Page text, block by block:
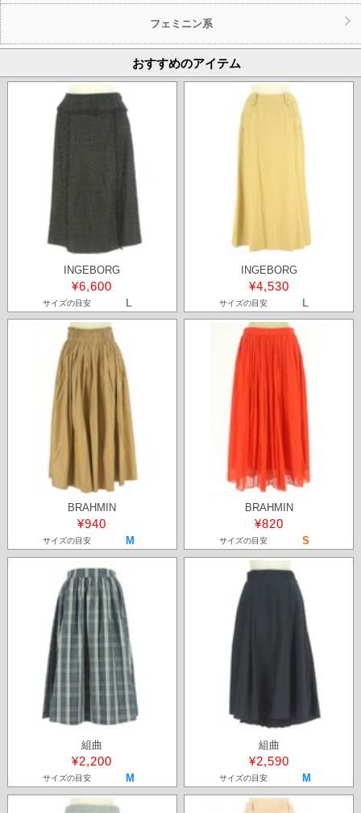
フェミニン系
おすすめのアイテム
INGEBORG
¥6,600
サイズの目安 L
INGEBORG
¥4,530
サイズの目安 L
BRAHMIN
¥940
サイズの目安 M
BRAHMIN
¥820
サイズの目安 S
組曲
¥2,200
サイズの目安 M
組曲
¥2,590
サイズの目安 M